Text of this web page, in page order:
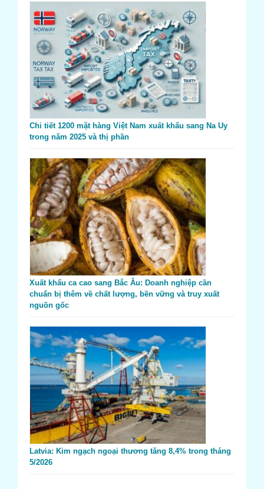
Chi tiết 1200 mặt hàng Việt Nam xuất khẩu sang Na Uy
trong năm 2025 và thị phần
Xuất khẩu ca cao sang Bắc Âu: Doanh nghiệp cần
chuẩn bị thêm về chất lượng, bền vững và truy xuất
nguồn gốc
Latvia: Kim ngạch ngoại thương tăng 8,4% trong tháng
5/2026